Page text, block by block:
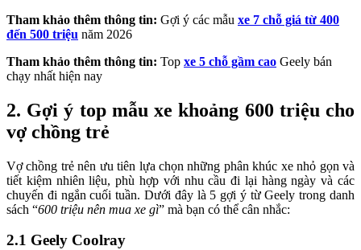
Tham khảo thêm thông tin: Gợi ý các mẫu xe 7 chỗ giá từ 400
đến 500 triệu năm 2026
Tham khảo thêm thông tin: Top xe 5 chỗ gầm cao Geely bán
chạy nhất hiện nay
2. Gợi ý top mẫu xe khoảng 600 triệu cho
vợ chồng trẻ
Vợ chồng trẻ nên ưu tiên lựa chọn những phân khúc xe nhỏ gọn và
tiết kiệm nhiên liệu, phù hợp với nhu cầu đi lại hàng ngày và các
chuyến đi ngắn cuối tuần. Dưới đây là 5 gợi ý từ Geely trong danh
sách “600 triệu nên mua xe gì” mà bạn có thể cân nhắc:
2.1 Geely Coolray